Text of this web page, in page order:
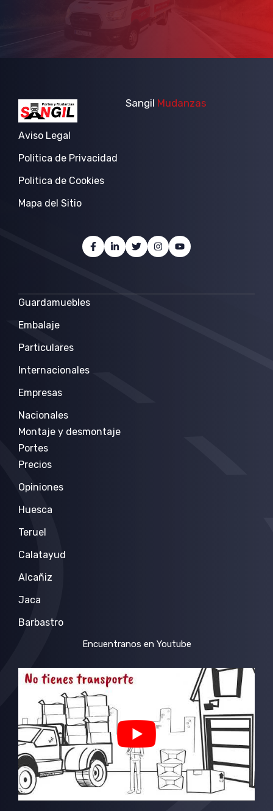
Sangil Mudanzas
Aviso Legal
Politica de Privacidad
Politica de Cookies
Mapa del Sitio
Guardamuebles
Embalaje
Particulares
Internacionales
Empresas
Nacionales
Montaje y desmontaje
Portes
Precios
Opiniones
Huesca
Teruel
Calatayud
Alcañiz
Jaca
Barbastro
Encuentranos en Youtube